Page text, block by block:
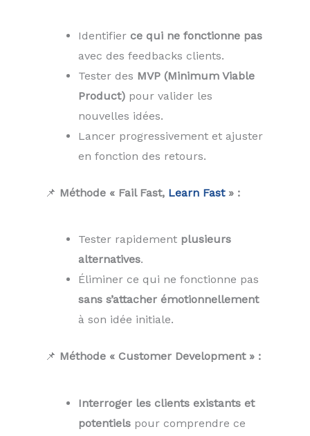
Identifier ce qui ne fonctionne pas
avec des feedbacks clients.
Tester des MVP (Minimum Viable
Product) pour valider les
nouvelles idées.
Lancer progressivement et ajuster
en fonction des retours.
📌 Méthode « Fail Fast, Learn Fast» :
Tester rapidement plusieurs
alternatives.
Éliminer ce qui ne fonctionne pas
sans s’attacher émotionnellement
à son idée initiale.
📌 Méthode « Customer Development » :
Interroger les clients existants et
potentiels pour comprendre ce